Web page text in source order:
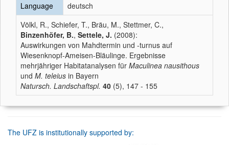
Language
deutsch
Völkl, R., Schiefer, T., Bräu, M., Stettmer, C.,
Binzenhöfer, B., Settele, J. (2008):
Auswirkungen von Mahdtermin und -turnus auf
Wiesenknopf-Ameisen-Bläulinge. Ergebnisse
mehrjähriger Habitatanalysen für Maculinea nausithous
und M. teleius in Bayern
Natursch. Landschaftspl. 40 (5), 147 - 155
The UFZ is institutionally supported by: